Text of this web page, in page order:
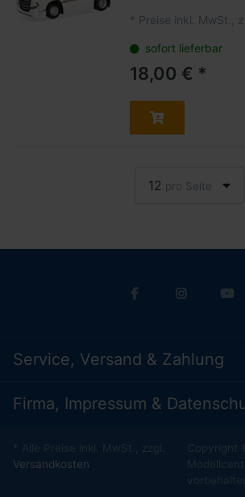
* Preise inkl. MwSt.,
sofort lieferbar
18,00 € *
12 pro Seite
Service, Versand & Zahlung
Firma, Impressum &
* Alle Preise inkl. MwSt., zzgl.
Versandkosten
Copyright